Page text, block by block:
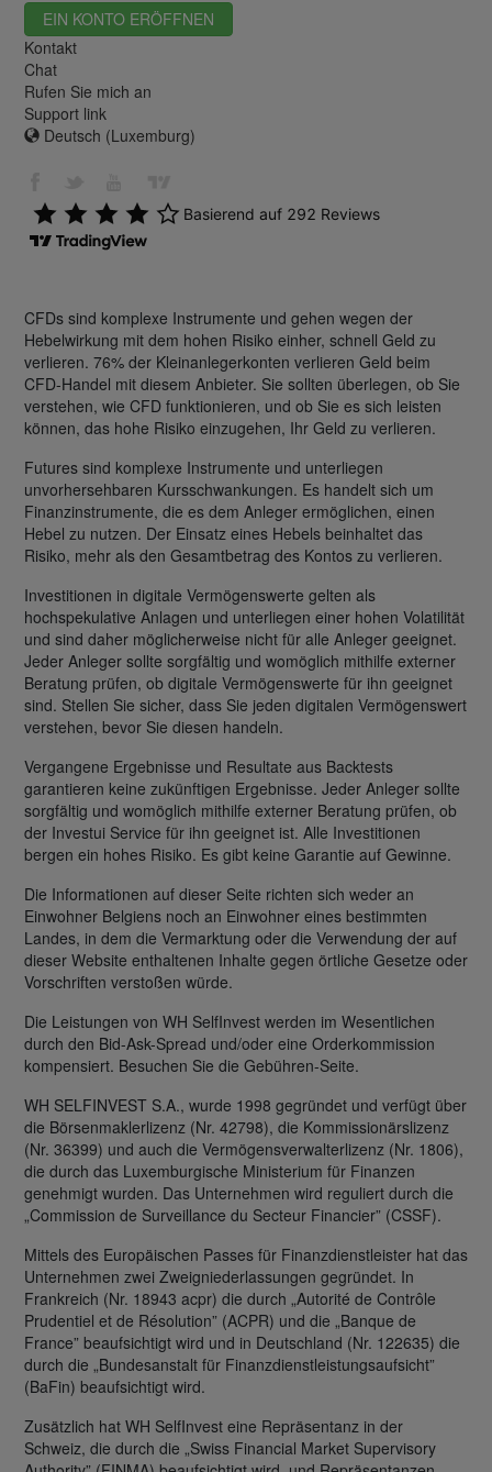
EIN KONTO ERÖFFNEN
Kontakt
Chat
Rufen Sie mich an
Support link
Deutsch (Luxemburg)
CFDs sind komplexe Instrumente und gehen wegen der
Hebelwirkung mit dem hohen Risiko einher, schnell Geld zu
verlieren. 76% der Kleinanlegerkonten verlieren Geld beim
CFD-Handel mit diesem Anbieter. Sie sollten überlegen, ob Sie
verstehen, wie CFD funktionieren, und ob Sie es sich leisten
können, das hohe Risiko einzugehen, Ihr Geld zu verlieren.
Futures sind komplexe Instrumente und unterliegen
unvorhersehbaren Kursschwankungen. Es handelt sich um
Finanzinstrumente, die es dem Anleger ermöglichen, einen
Hebel zu nutzen. Der Einsatz eines Hebels beinhaltet das
Risiko, mehr als den Gesamtbetrag des Kontos zu verlieren.
Investitionen in digitale Vermögenswerte gelten als
hochspekulative Anlagen und unterliegen einer hohen Volatilität
und sind daher möglicherweise nicht für alle Anleger geeignet.
Jeder Anleger sollte sorgfältig und womöglich mithilfe externer
Beratung prüfen, ob digitale Vermögenswerte für ihn geeignet
sind. Stellen Sie sicher, dass Sie jeden digitalen Vermögenswert
verstehen, bevor Sie diesen handeln.
Vergangene Ergebnisse und Resultate aus Backtests
garantieren keine zukünftigen Ergebnisse. Jeder Anleger sollte
sorgfältig und womöglich mithilfe externer Beratung prüfen, ob
der Investui Service für ihn geeignet ist. Alle Investitionen
bergen ein hohes Risiko. Es gibt keine Garantie auf Gewinne.
Die Informationen auf dieser Seite richten sich weder an
Einwohner Belgiens noch an Einwohner eines bestimmten
Landes, in dem die Vermarktung oder die Verwendung der auf
dieser Website enthaltenen Inhalte gegen örtliche Gesetze oder
Vorschriften verstoßen würde.
Die Leistungen von WH SelfInvest werden im Wesentlichen
durch den Bid-Ask-Spread und/oder eine Orderkommission
kompensiert. Besuchen Sie die Gebühren-Seite.
WH SELFINVEST S.A., wurde 1998 gegründet und verfügt über
die Börsenmaklerlizenz (Nr. 42798), die Kommissionärslizenz
(Nr. 36399) und auch die Vermögensverwalterlizenz (Nr. 1806),
die durch das Luxemburgische Ministerium für Finanzen
genehmigt wurden. Das Unternehmen wird reguliert durch die
„Commission de Surveillance du Secteur Financier” (CSSF).
Mittels des Europäischen Passes für Finanzdienstleister hat das
Unternehmen zwei Zweigniederlassungen gegründet. In
Frankreich (Nr. 18943 acpr) die durch „Autorité de Contrôle
Prudentiel et de Résolution” (ACPR) und die „Banque de
France” beaufsichtigt wird und in Deutschland (Nr. 122635) die
durch die „Bundesanstalt für Finanzdienstleistungsaufsicht”
(BaFin) beaufsichtigt wird.
Zusätzlich hat WH SelfInvest eine Repräsentanz in der
Schweiz, die durch die „Swiss Financial Market Supervisory